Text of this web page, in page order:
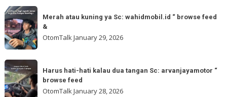
&
follow
otw
🌬
🌬
Sc:
“
browse
feed
Merah
atau
kuning
ya
Sc:
wahidmobil.id
“
Merah atau kuning ya Sc: wahidmobil.id “ browse feed
&
OtomTalkJanuary 29, 2026
Harus
hati-
hati
Harus hati-hati kalau dua tangan Sc: arvanjayamotor “
browse feed
OtomTalkJanuary 28, 2026